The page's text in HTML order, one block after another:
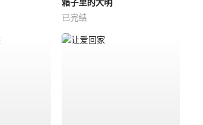
箱子里的大明
已完结